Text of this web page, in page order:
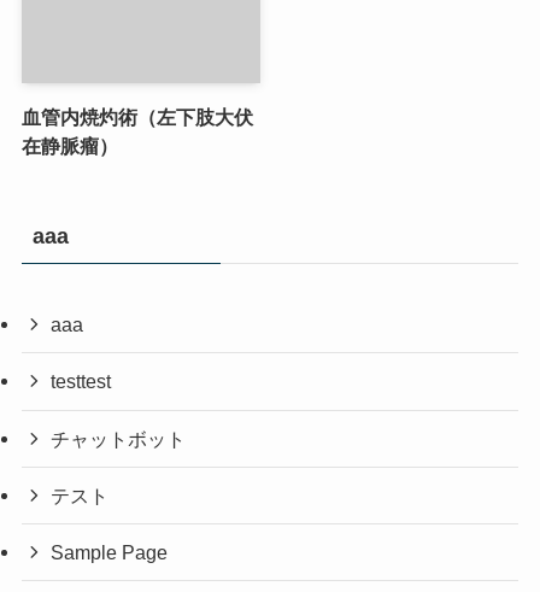
血管内焼灼術（左下肢大伏
在静脈瘤）
aaa
aaa
testtest
チャットボット
テスト
Sample Page